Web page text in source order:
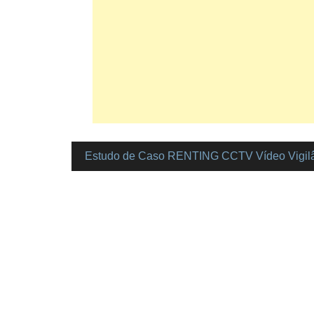
Navegação
Estudo de Caso RENTING CCTV Vídeo